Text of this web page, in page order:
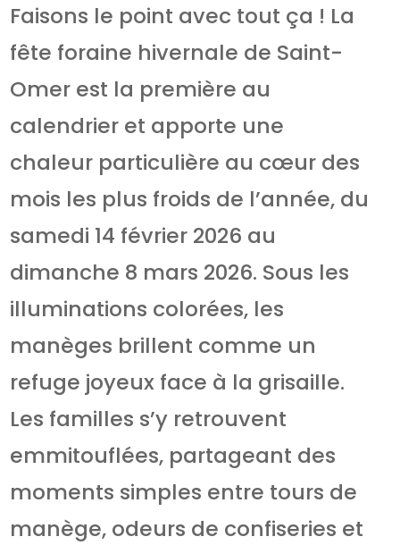
Faisons le point avec tout ça ! La
fête foraine hivernale de Saint-
Omer est la première au
calendrier et apporte une
chaleur particulière au cœur des
mois les plus froids de l’année, du
samedi 14 février 2026 au
dimanche 8 mars 2026. Sous les
illuminations colorées, les
manèges brillent comme un
refuge joyeux face à la grisaille.
Les familles s’y retrouvent
emmitouflées, partageant des
moments simples entre tours de
manège, odeurs de confiseries et